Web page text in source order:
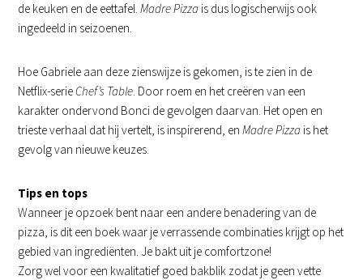
de keuken en de eettafel.Madre Pizza is dus logischerwijs ook
ingedeeld in seizoenen.
Hoe Gabriele aan deze zienswijze is gekomen, is te zien in de
Netflix-serieChef’s Table. Door roem en het creëren van een
karakter ondervond Bonci de gevolgen daarvan. Het open en
trieste verhaal dat hij vertelt, is inspirerend, enMadre Pizza is het
gevolg van nieuwe keuzes.
Tips en tops
Wanneer je opzoek bent naar een andere benadering van de
pizza, is dit een boek waar je verrassende combinaties krijgt op het
gebied van ingrediënten. Je bakt uit je comfortzone!
Zorg wel voor een kwalitatief goed bakblik zodat je geen vette